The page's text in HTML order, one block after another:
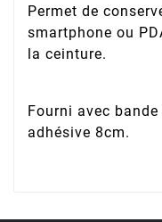
Permet de
smartphone ou
la ceinture.
Fourni avec
adhésive 8cm.